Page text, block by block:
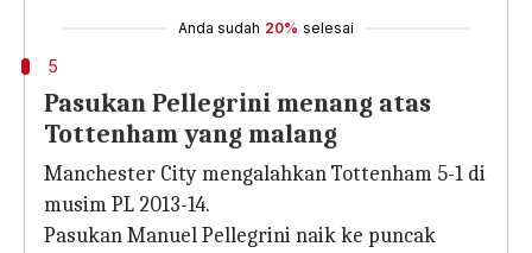
Anda sudah 20% selesai
5
Pasukan Pellegrini menang atas
Tottenham yang malang
Manchester City mengalahkan Tottenham 5-1 di
musim PL 2013-14.
Pasukan Manuel Pellegrini naik ke puncak